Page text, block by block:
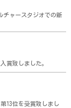
チャースタジオでの新
賞致しました。
13位を受賞致しまし